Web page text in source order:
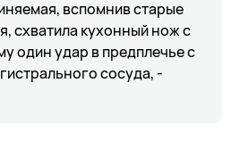
вспомнив старые
схватила кухонный нож с
один удар в предплечье с
сосуда, -